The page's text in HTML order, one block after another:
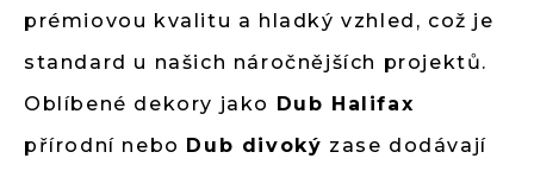
prémiovou kvalitu a hladký vzhled, což je
standard u našich náročnějších projektů.
Oblíbené dekory jako Dub Halifax
přírodní nebo Dub divoký zase dodávají